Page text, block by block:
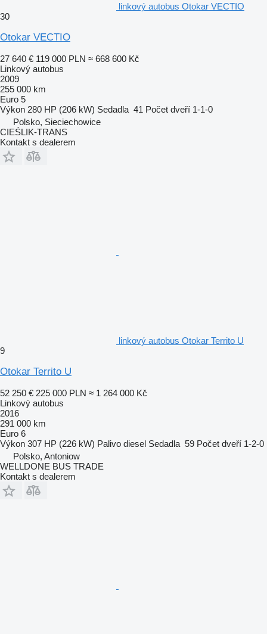
linkový autobus Otokar VECTIO
30
Otokar VECTIO
27 640 € 119 000 PLN ≈ 668 600 Kč
Linkový autobus
2009
255 000 km
Euro 5
Výkon 280 HP (206 kW) Sedadla 41 Počet dveří 1-1-0
Polsko, Sieciechowice
CIEŚLIK-TRANS
Kontakt s dealerem
linkový autobus Otokar Territo U
9
Otokar Territo U
52 250 € 225 000 PLN ≈ 1 264 000 Kč
Linkový autobus
2016
291 000 km
Euro 6
Výkon 307 HP (226 kW) Palivo diesel Sedadla 59 Počet dveří 1-2-0
Polsko, Antoniow
WELLDONE BUS TRADE
Kontakt s dealerem